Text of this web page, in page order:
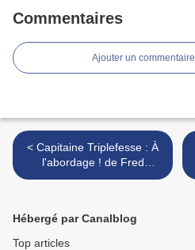
Commentaires
Ajouter un commentaire
< Capitaine Triplefesse : À
l'abordage ! de Fred
Paronuzzi
Hébergé par Canalblog
Top articles